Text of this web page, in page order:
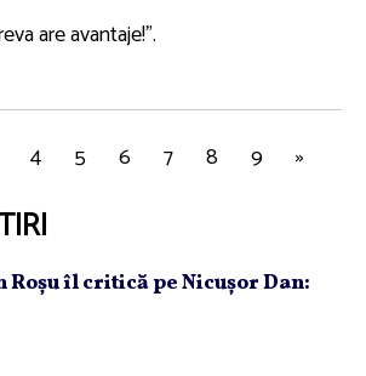
are avantaje!".
4 5 6 7 8 9 »
Roşu îl critică pe Nicuşor Dan: